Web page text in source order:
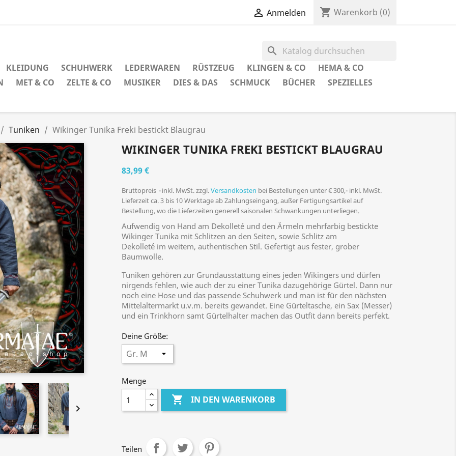
 Anmelden shopping_cart Warenkorb (0)
search
KLEIDUNG SCHUHWERK LEDERWAREN RÜSTZEUG KLINGEN & CO
HEMA & CO
MET & CO ZELTE & CO MUSIKER DIES & DAS SCHMUCK BÜCHER SPEZIELLES
Tuniken Wikinger Tunika Freki bestickt Blaugrau

WIKINGER TUNIKA FREKI BESTICKT BLAUGRAU
83,99 €
Bruttopreis inkl. MwSt. zzgl.Versandkosten bei Bestellungen unter € 300,- inkl. MwSt.
Lieferzeit ca. 3 bis 10 Werktage ab Zahlungseingang, außer Fertigungsartikel auf
Bestellung, wo die Lieferzeiten generell saisonalen Schwankungen unterliegen.
Aufwendig von Hand am Dekolleté und den Ärmeln mehrfarbig bestickte
Wikinger Tunika mit Schlitzen an den Seiten, sowie Schlitz am
Dekolleté im weitem, authentischen Stil. Gefertigt aus fester, grober
Baumwolle.
Tuniken gehören zur Grundausstattung eines jeden Wikingers und dürfen
nirgends fehlen, wie auch der zu einer Tunika dazugehörige Gürtel. Dann nur
noch eine Hose und das passende Schuhwerk und man ist für den nächsten
Mittelaltermarkt u.v.m. bereits gewandet. Eine Gürteltasche, ein Sax (Messer)
und ein Trinkhorn samt Gürtelhalter machen das Outfit dann bereits perfekt.
Deine Größe:
Menge
 IN DEN WARENKORB
Teilen